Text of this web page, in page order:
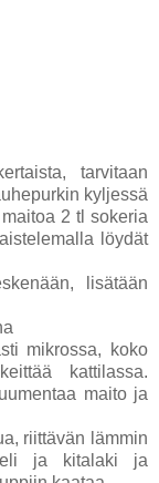
tarvitaan
kyljessä
2 tl sokeria
löydät
lisätään
mikrossa, koko
kattilassa.
maito ja
riittävän lämmin
ja kitalaki ja